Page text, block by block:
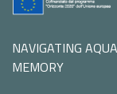
NAVIGATING
MEMORY